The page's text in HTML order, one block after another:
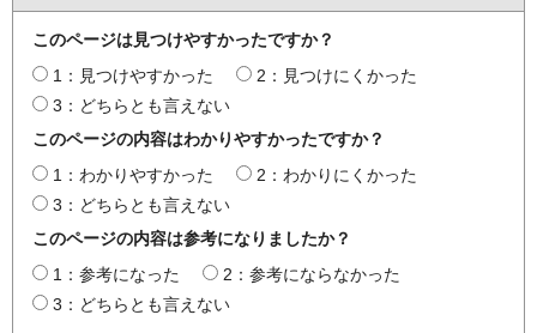
このページは見つけやすかったですか？
1：見つけやすかった
2：見つけにくかった
3：どちらとも言えない
このページの内容はわかりやすかったですか？
1：わかりやすかった
2：わかりにくかった
3：どちらとも言えない
このページの内容は参考になりましたか？
1：参考になった
2：参考にならなかった
3：どちらとも言えない